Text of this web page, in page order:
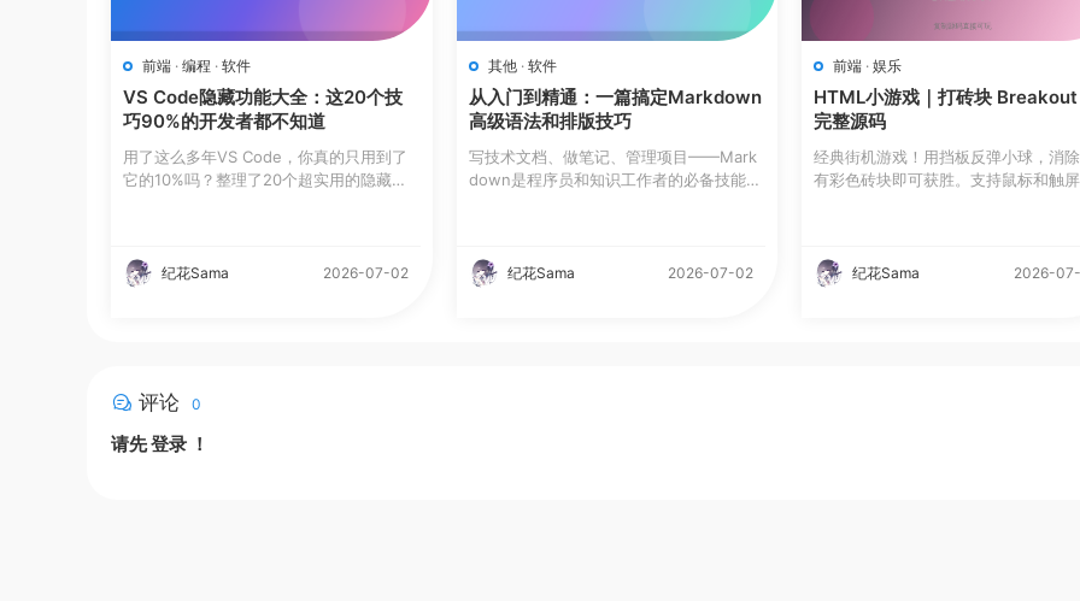
前端 · 编程 · 软件
VS Code隐藏功能大全：这20个技
巧90%的开发者都不知道
用了这么多年VS Code，你真的只用到了
它的10%吗？整理了20个超实用的隐藏功
纪花Sama 2026-07-02
其他· 软件
从入门到精通：一篇搞定Markdown
高级语法和排版技巧
写技术文档、做笔记、管理项目——Mark
down是程序员和知识工作者的必备技能。
纪花Sama 2026-07-02
前端 ·娱乐
HTML小游戏｜打砖块
完整源码
经典街机游戏！用挡板反弹小球，消
有彩色砖块即可获胜。支持鼠标和触
纪花Sama 2026-
评论 0
请先登录 ！